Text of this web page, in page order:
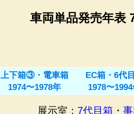
車両単品発売年表
上下箱③・電車箱
1974〜1978年
EC箱・6代
1978〜
展示室： 7代目箱 ・